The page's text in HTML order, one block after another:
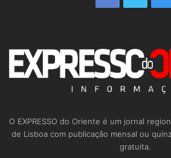
O EXPRESSO do Oriente é um jornal
de Lisboa com publicação mensal ou
gratuita.